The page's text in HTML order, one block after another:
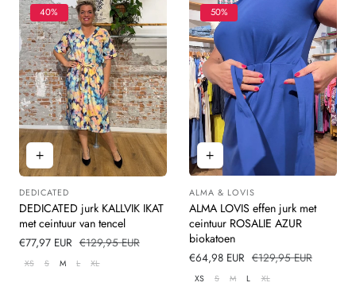
40%
Leverancier:
DEDICATED
DEDICATED jurk KALLVIK IKAT
met ceintuur van tencel
Verkoopprijs
€77,97 EUR Normale
prijs
€129,95 EUR
XS S M L XL
50%
Leverancier:
ALMA & LOVIS
ALMA LOVIS effen jurk met
ceintuur ROSALIE AZUR
biokatoen
Verkoopprijs
€64,98 EUR Normale
prijs
€129,95 EUR
XS S M L XL